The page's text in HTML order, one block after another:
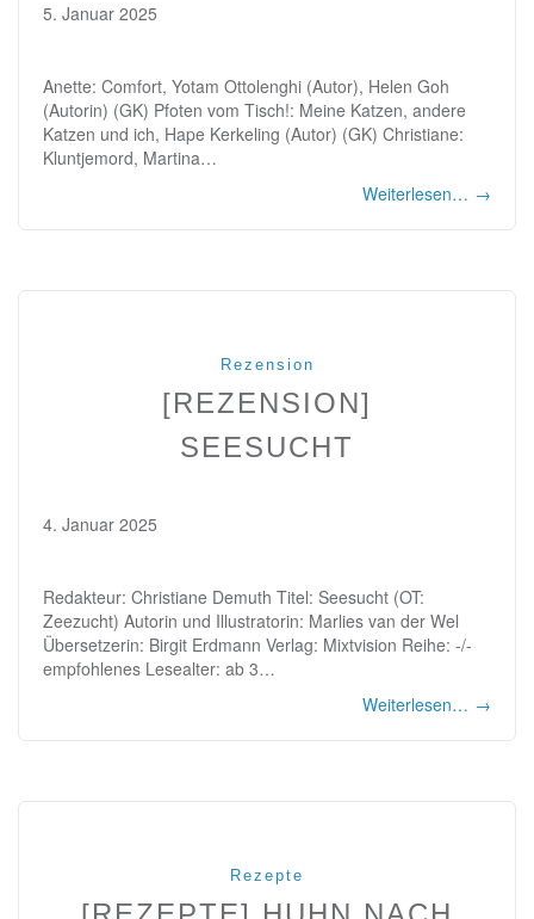
5. Januar 2025
Anette: Comfort, Yotam Ottolenghi (Autor), Helen Goh
(Autorin) (GK) Pfoten vom Tisch!: Meine Katzen, andere
Katzen und ich, Hape Kerkeling (Autor) (GK) Christiane:
Kluntjemord, Martina…
Weiterlesen… →
Rezension
[REZENSION]
SEESUCHT
4. Januar 2025
Redakteur: Christiane Demuth Titel: Seesucht (OT:
Zeezucht) Autorin und Illustratorin: Marlies van der Wel
Übersetzerin: Birgit Erdmann Verlag: Mixtvision Reihe: -/-
empfohlenes Lesealter: ab 3…
Weiterlesen… →
Rezepte